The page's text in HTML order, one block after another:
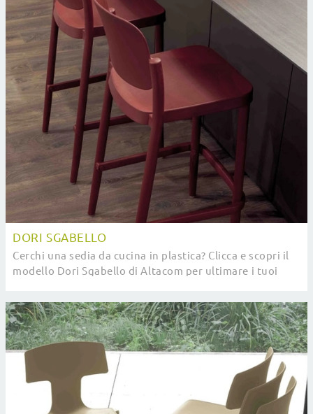
DORI SGABELLO
Cerchi una sedia da cucina in plastica? Clicca e scopri il
modello Dori Sgabello di Altacom per ultimare i tuoi